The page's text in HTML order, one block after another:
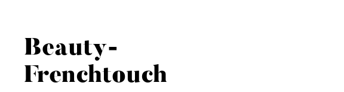
Beauty-
Frenchtouch